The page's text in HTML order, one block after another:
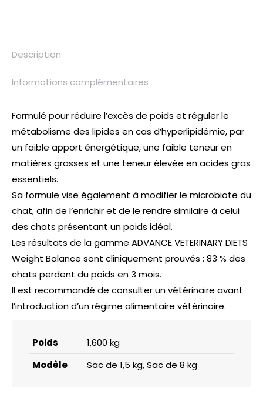
Description
Informations complémentaires
Formulé pour réduire l’excès de poids et réguler le
métabolisme des lipides en cas d’hyperlipidémie, par
un faible apport énergétique, une faible teneur en
matières grasses et une teneur élevée en acides gras
essentiels.
Sa formule vise également à modifier le microbiote du
chat, afin de l’enrichir et de le rendre similaire à celui
des chats présentant un poids idéal.
Les résultats de la gamme ADVANCE VETERINARY DIETS
Weight Balance sont cliniquement prouvés : 83 % des
chats perdent du poids en 3 mois.
Il est recommandé de consulter un vétérinaire avant
l’introduction d’un régime alimentaire vétérinaire.
Poids
1,600 kg
Modèle
Sac de 1,5 kg, Sac de 8 kg